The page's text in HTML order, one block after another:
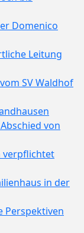
Domenico
Leitung
SV Waldhof
von
verpflichtet
in der
Perspektiven